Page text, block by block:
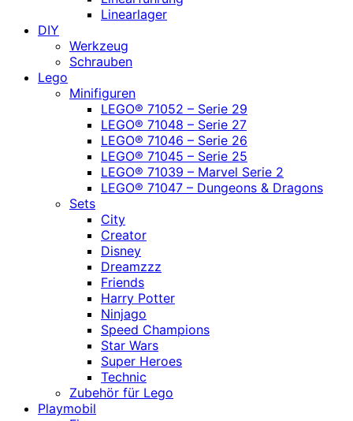
Linearlager
DIY
Werkzeug
Schrauben
Lego
Minifiguren
LEGO® 71052 – Serie 29
LEGO® 71048 – Serie 27
LEGO® 71046 – Serie 26
LEGO® 71045 – Serie 25
LEGO® 71039 – Marvel Serie 2
LEGO® 71047 – Dungeons & Dragons
Sets
City
Creator
Disney
Dreamzzz
Friends
Harry Potter
Ninjago
Speed Champions
Star Wars
Super Heroes
Technic
Zubehör für Lego
Playmobil